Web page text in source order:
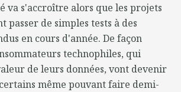
va s'accroître alors que les projets
passer de simples tests à des
en cours d'année. De façon
technophiles, qui
de leurs données, vont devenir
même pouvant faire demi-